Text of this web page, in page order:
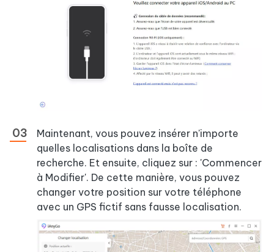
Maintenant, vous pouvez insérer n'importe
quelles localisations dans la boîte de
recherche. Et ensuite, cliquez sur : 'Commencer
à Modifier'. De cette manière, vous pouvez
changer votre position sur votre téléphone
avec un GPS fictif sans fausse localisation.